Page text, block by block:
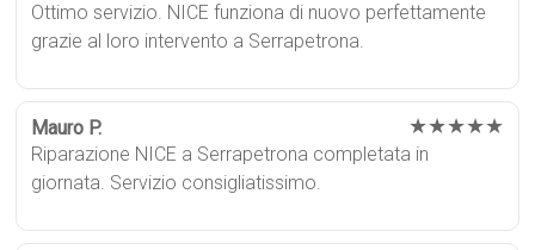
Ottimo servizio. NICE funziona di nuovo perfettamente
grazie al loro intervento a Serrapetrona.
Mauro P. ★★★★★
Riparazione NICE a Serrapetrona completata in
giornata. Servizio consigliatissimo.